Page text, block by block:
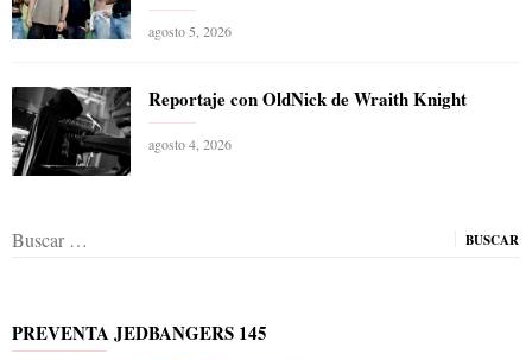
agosto 5, 2026
Reportaje con OldNick de Wraith Knight
agosto 4, 2026
Buscar:
PREVENTA JEDBANGERS 145